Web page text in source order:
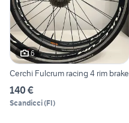
6
Cerchi Fulcrum racing 4 rim brake
140 €
Scandicci(FI)